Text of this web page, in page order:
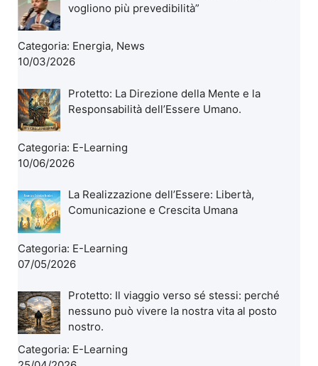
vogliono più prevedibilità”
Categoria: Energia, News
10/03/2026
Protetto: La Direzione della Mente e la
Responsabilità dell’Essere Umano.
Categoria: E-Learning
10/06/2026
La Realizzazione dell’Essere: Libertà,
Comunicazione e Crescita Umana
Categoria: E-Learning
07/05/2026
Protetto: Il viaggio verso sé stessi: perché
nessuno può vivere la nostra vita al posto
nostro.
Categoria: E-Learning